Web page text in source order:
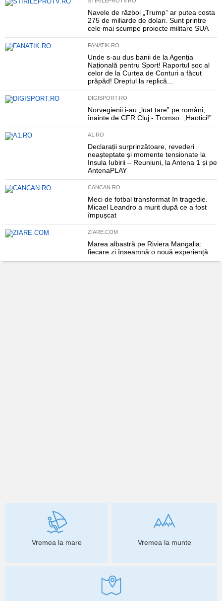
Navele de război „Trump” ar putea costa
275 de miliarde de dolari. Sunt printre
cele mai scumpe proiecte militare SUA
FANATIK.RO
Unde s-au dus banii de la Agenția
Națională pentru Sport! Raportul șoc al
celor de la Curtea de Conturi a făcut
prăpăd! Dreptul la replică...
DIGISPORT.RO
Norvegienii i-au „luat tare” pe români,
înainte de CFR Cluj - Tromso: „Haotici!”
A1.RO
Declarații surprinzătoare, revederi
neașteptate și momente tensionate la
Insula Iubirii – Reuniuni, la Antena 1 și pe
AntenaPLAY
CANCAN.RO
Meci de fotbal transformat în tragedie.
Micael Leandro a murit după ce a fost
împușcat
ZIARE.COM
Marea albastră pe Riviera Mangalia:
fiecare zi înseamnă o nouă experiență
Vremea la mare Vremea la munte